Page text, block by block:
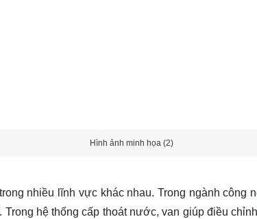
Hình ảnh minh họa (2)
nhiều lĩnh vực khác nhau. Trong ngành công
Trong hệ thống cấp thoát nước, van giúp điều